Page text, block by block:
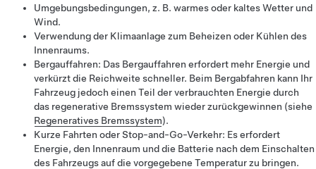
Umgebungsbedingungen, z. B. warmes oder kaltes Wetter und
Wind.
Verwendung der Klimaanlage zum Beheizen oder Kühlen des
Innenraums.
Bergauffahren: Das Bergauffahren erfordert mehr Energie und
verkürzt die Reichweite schneller. Beim Bergabfahren kann Ihr
Fahrzeug jedoch einen Teil der verbrauchten Energie durch
das regenerative Bremssystem wieder zurückgewinnen (siehe
Regeneratives Bremssystem).
Kurze Fahrten oder Stop-and-Go-Verkehr: Es erfordert
Energie, den Innenraum und die Batterie nach dem Einschalten
des Fahrzeugs auf die vorgegebene Temperatur zu bringen.